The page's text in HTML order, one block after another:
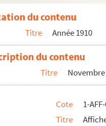
du contenu
Titre Année 1910
du contenu
Titre Novembre
Cote
1-
Titre